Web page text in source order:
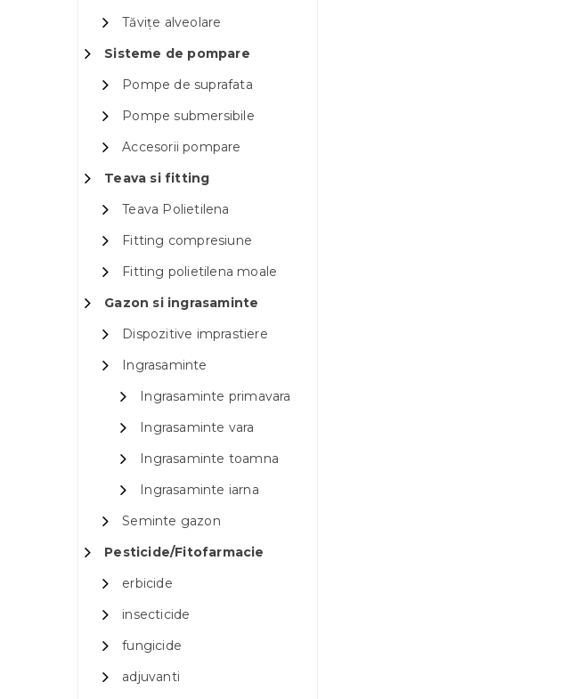
Tăvițe alveolare
Sisteme de pompare
Pompe de suprafata
Pompe submersibile
Accesorii pompare
Teava si fitting
Teava Polietilena
Fitting compresiune
Fitting polietilena moale
Gazon si ingrasaminte
Dispozitive imprastiere
Ingrasaminte
Ingrasaminte primavara
Ingrasaminte vara
Ingrasaminte toamna
Ingrasaminte iarna
Seminte gazon
Pesticide/Fitofarmacie
erbicide
insecticide
fungicide
adjuvanti